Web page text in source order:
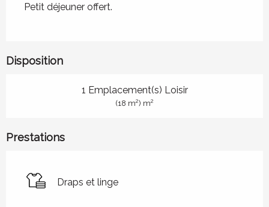
Petit déjeuner offert.
Disposition
1 Emplacement(s) Loisir
(18 m2) m2
Prestations
Draps et linge